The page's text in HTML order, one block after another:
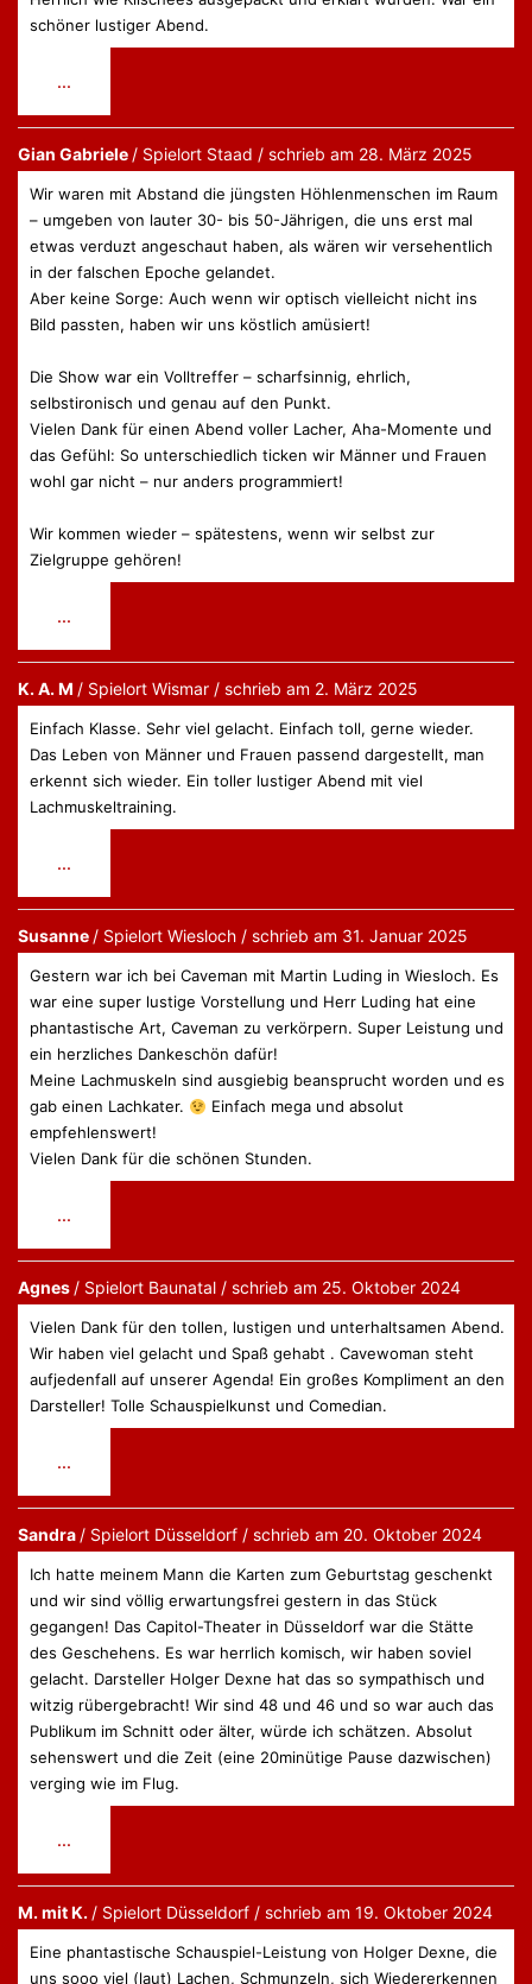
schöner lustiger Abend.
...
ein-/ausblenden.
Gian Gabriele
Staad schrieb am 28. März 2025
Wir waren mit Abstand die jüngsten Höhlenmenschen im Raum
– umgeben von lauter 30- bis 50-Jährigen, die uns erst mal
etwas verduzt angeschaut haben, als wären wir versehentlich
in der falschen Epoche gelandet.
Aber keine Sorge: Auch wenn wir optisch vielleicht nicht ins
Bild passten, haben wir uns köstlich amüsiert!
Die Show war ein Volltreffer – scharfsinnig, ehrlich,
selbstironisch und genau auf den Punkt.
Vielen Dank für einen Abend voller Lacher, Aha-Momente und
das Gefühl: So unterschiedlich ticken wir Männer und Frauen
wohl gar nicht – nur anders programmiert!
Wir kommen wieder – spätestens, wenn wir selbst zur
Zielgruppe gehören!
...
ein-/ausblenden.
K. A. M
Wismar schrieb am 2. März 2025
Einfach Klasse. Sehr viel gelacht. Einfach toll, gerne wieder.
Das Leben von Männer und Frauen passend dargestellt, man
erkennt sich wieder. Ein toller lustiger Abend mit viel
Lachmuskeltraining.
...
ein-/ausblenden.
Susanne
Wiesloch schrieb am 31. Januar 2025
Gestern war ich bei Caveman mit Martin Luding in Wiesloch. Es
war eine super lustige Vorstellung und Herr Luding hat eine
phantastische Art, Caveman zu verkörpern. Super Leistung und
ein herzliches Dankeschön dafür!
Meine Lachmuskeln sind ausgiebig beansprucht worden und es
gab einen Lachkater.
Einfach mega und absolut
empfehlenswert!
Vielen Dank für die schönen Stunden.
...
ein-/ausblenden.
Agnes
Baunatal schrieb am 25. Oktober 2024
Vielen Dank für den tollen, lustigen und unterhaltsamen Abend.
Wir haben viel gelacht und Spaß gehabt . Cavewoman steht
aufjedenfall auf unserer Agenda! Ein großes Kompliment an den
Darsteller! Tolle Schauspielkunst und Comedian.
...
ein-/ausblenden.
Sandra
Düsseldorf schrieb am 20. Oktober 2024
Ich hatte meinem Mann die Karten zum Geburtstag geschenkt
und wir sind völlig erwartungsfrei gestern in das Stück
gegangen! Das Capitol-Theater in Düsseldorf war die Stätte
des Geschehens. Es war herrlich komisch, wir haben soviel
gelacht. Darsteller Holger Dexne hat das so sympathisch und
witzig rübergebracht! Wir sind 48 und 46 und so war auch das
Publikum im Schnitt oder älter, würde ich schätzen. Absolut
sehenswert und die Zeit (eine 20minütige Pause dazwischen)
verging wie im Flug.
...
ein-/ausblenden.
M. mit K.
Düsseldorf schrieb am 19. Oktober 2024
Eine phantastische Schauspiel-Leistung von Holger Dexne, die
uns sooo viel (laut) Lachen, Schmunzeln, sich Wiedererkennen